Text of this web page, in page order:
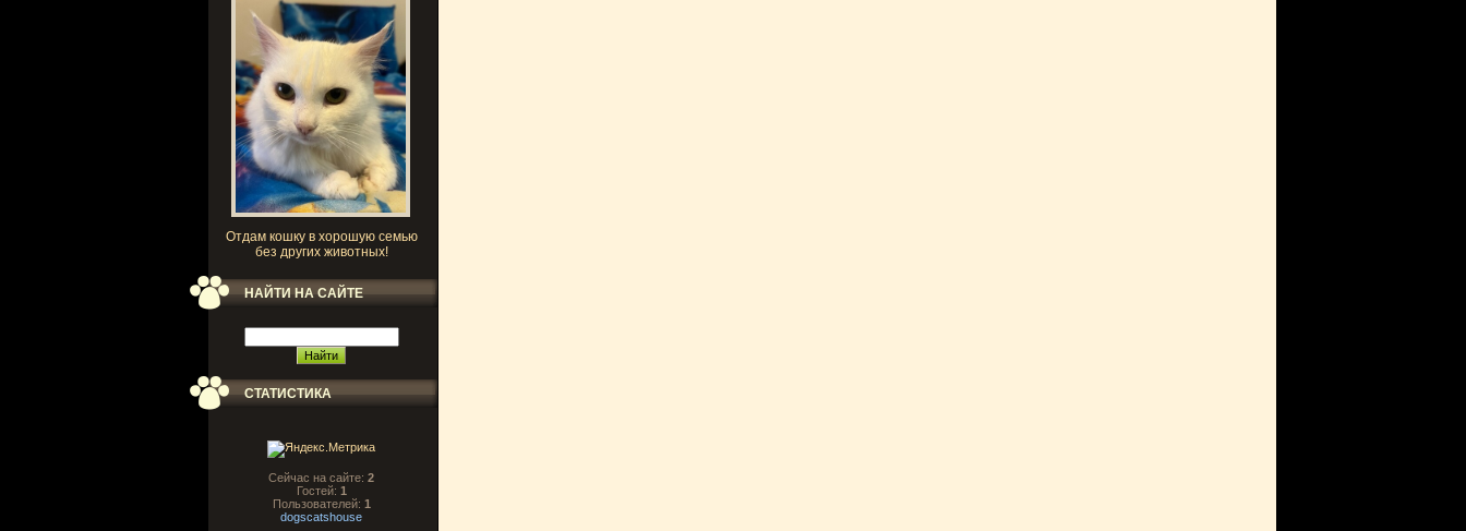
Отдам кошку в хорошую семью
без других животных!
НАЙТИ НА САЙТЕ
СТАТИСТИКА
Сейчас на сайте: 2
Гостей: 1
Пользователей: 1
dogscatshouse